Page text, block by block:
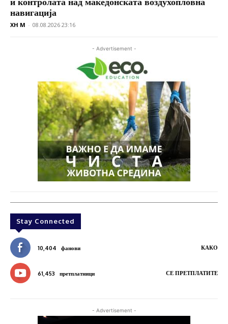
навигација
XH M - 08.08.2026 23:16
- Advertisement -
Stay Connected
10,404 фанови КАКО
61,453 претплатници СЕ ПРЕТПЛАТИТЕ
- Advertisement -